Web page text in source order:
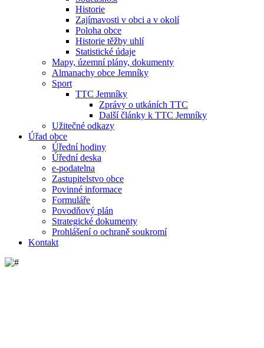
Historie
Zajímavosti v obci a v okolí
Poloha obce
Historie těžby uhlí
Statistické údaje
Mapy, územní plány, dokumenty
Almanachy obce Jemníky
Sport
TTC Jemníky
Zprávy o utkáních TTC
Další články k TTC Jemníky
Užitečné odkazy
Úřad obce
Úřední hodiny
Úřední deska
e-podatelna
Zastupitelstvo obce
Povinné informace
Formuláře
Povodňový plán
Strategické dokumenty
Prohlášení o ochraně soukromí
Kontakt